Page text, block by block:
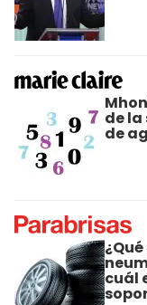
de la
de
cuál